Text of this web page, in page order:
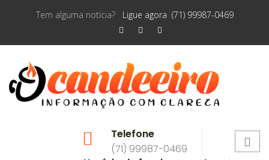
Tem alguma notícia? Ligue agora (71) 99987-0469
Telefone
(71) 99987-0469